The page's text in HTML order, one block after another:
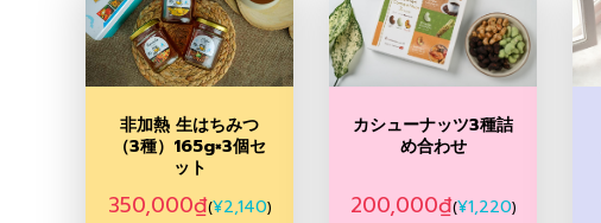
Add to
Wishlist
非加熱 生はちみつ
（3種）165g×3個セ
ット
350,000₫(¥2,140)
Add to
Wishlist
カシューナッツ3種詰
め合わせ
200,000₫(¥1,220)